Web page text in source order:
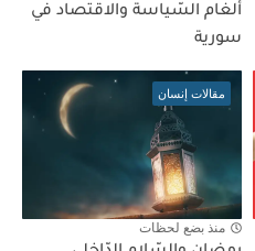
ألغام السّياسة والاقتصاد في
سورية
مقالات إنسان
منذ بضع لحظات